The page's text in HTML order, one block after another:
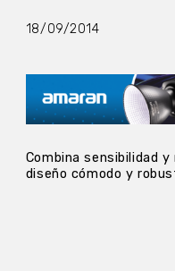
18/09/2014
Combina sensibilidad
diseño cómodo y